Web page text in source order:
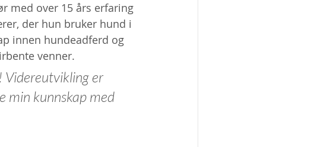
med over 15 års erfaring
der hun bruker hund i
innen hundeadferd og
venner.
Videreutvikling er
min kunnskap med